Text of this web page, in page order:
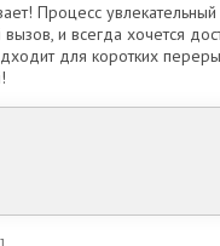
Процесс
и всегда хочется
для коротких